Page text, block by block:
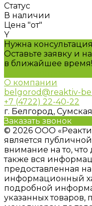
Статус
В наличии
Цена "от"
Y
Нужна
Оставьте заявку и
в ближайшее время!
О компании
belgorod@reaktiv-
+7 (4722) 22-40-22
г. Белгород,
Заказать звонок
© 2026 ООО
является
внимание на то, что
также вся
предоставленная
информационный
подробной
указанных товаров,